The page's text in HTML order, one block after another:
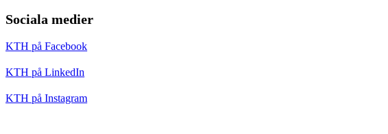
Sociala medier
KTH på Facebook
KTH på LinkedIn
KTH på Instagram